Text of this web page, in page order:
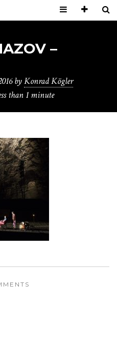
–
byKonrad Kögler
than 1 minute